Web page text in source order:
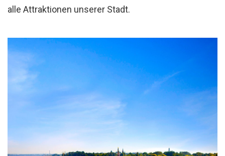
alle Attraktionen unserer Stadt.